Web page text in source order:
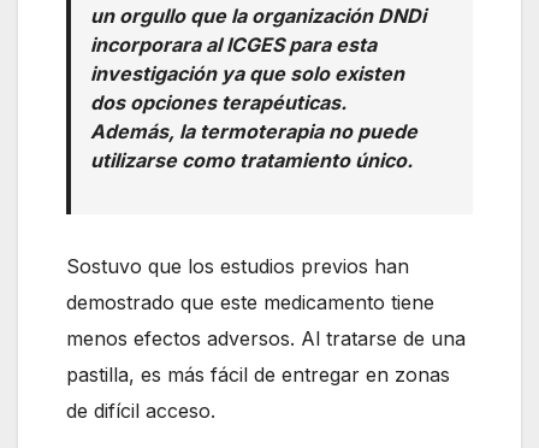
un orgullo que la organización DNDi
incorporara al ICGES para esta
investigación ya que solo existen
dos opciones terapéuticas.
Además, la termoterapia no puede
utilizarse como tratamiento único.
Sostuvo que los estudios previos han
demostrado que este medicamento tiene
menos efectos adversos. Al tratarse de una
pastilla, es más fácil de entregar en zonas
de difícil acceso.